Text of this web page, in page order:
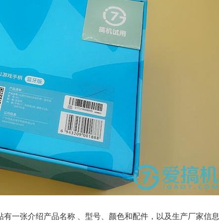
一张介绍产品名称 、型号、颜色和配件，以及生产厂家信息